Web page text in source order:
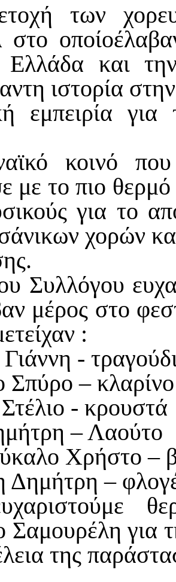
των
στο οποίο
Ελλάδα και
ιστορία
εμπειρία
κοινό
με το πιο
για το
χορών
Συλλόγου
μέρος στο
:
-
– κλαρίνο
- κρουστά
– Λαούτο
Χρήστο –
Δημήτρη –
Σαμουρέλη για
της